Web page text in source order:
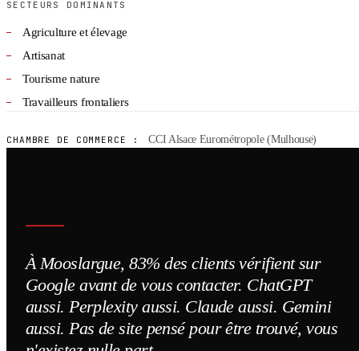
SECTEURS DOMINANTS
Agriculture et élevage
Artisanat
Tourisme nature
Travailleurs frontaliers
CHAMBRE DE COMMERCE : CCI Alsace Eurométropole (Mulhouse)
À Mooslargue, 83% des clients vérifient sur
Google avant de vous contacter. ChatGPT
aussi. Perplexity aussi. Claude aussi. Gemini
aussi. Pas de site pensé pour être trouvé, vous